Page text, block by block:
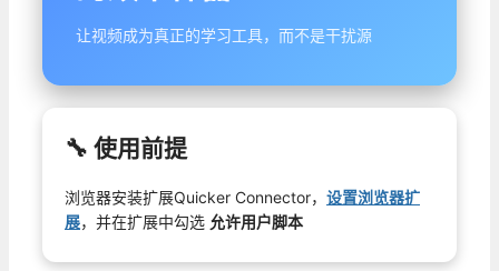
让视频成为真正的学习工具，而不是干扰源
🔧 使用前提
浏览器安装扩展Quicker Connector， 设置浏览器扩
展，并在扩展中勾选 允许用户脚本